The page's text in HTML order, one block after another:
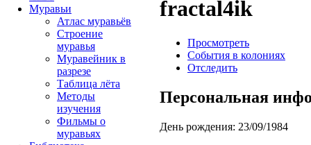
fractal4ik
Просмотреть
События в колониях
Отследить
Персональная
День рождения: 23/09/1984
Муравьи
Атлас муравьёв
Строение
муравья
Муравейник в
разрезе
Таблица лёта
Методы
изучения
Фильмы о
муравьях